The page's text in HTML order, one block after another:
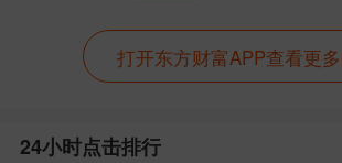
2、明天竞价低开，沪指低
早盘可能有量化资金直接抢
打开东方财富APP查看更
24小时点击排行